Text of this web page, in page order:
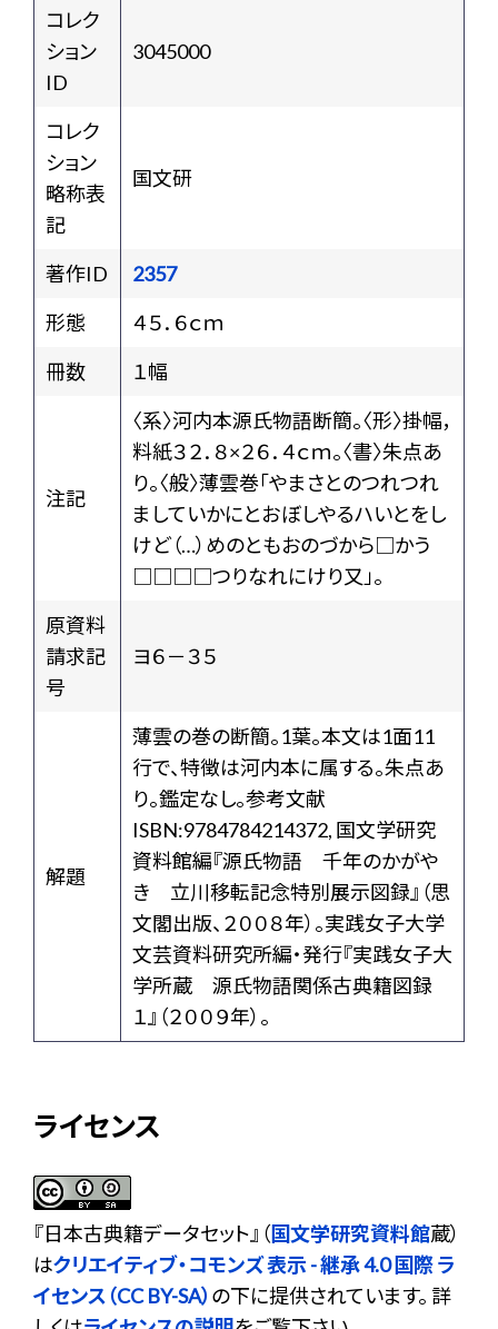
コレク
ション
ID
3045000
コレク
ション
略称表
記
国文研
著作ID
2357
形態
４５．６ｃｍ
冊数
１幅
注記
〈系〉河内本源氏物語断簡。〈形〉掛幅，
料紙３２．８×２６．４ｃｍ。〈書〉朱点あ
り。〈般〉薄雲巻「やまさとのつれつれ
ましていかにとおぼしやるハいとをし
けど（…）めのともおのづから□かう
□□□□つりなれにけり又」。
原資料
請求記
号
ヨ６－３５
解題
薄雲の巻の断簡。1葉。本文は1面11
行で、特徴は河内本に属する。朱点あ
り。鑑定なし。参考文献
ISBN:9784784214372, 国文学研究
資料館編『源氏物語 千年のかがや
き 立川移転記念特別展示図録』（思
文閣出版、２００８年）。実践女子大学
文芸資料研究所編・発行『実践女子大
学所蔵 源氏物語関係古典籍図録
１』（２００９年）。
ライセンス
『日本古典籍データセット 』（国文学研究資料館蔵）
はクリエイティブ・コモンズ 表示 - 継承 4.0 国際 ラ
イセンス（CC BY-SA） の下に提供されています。 詳